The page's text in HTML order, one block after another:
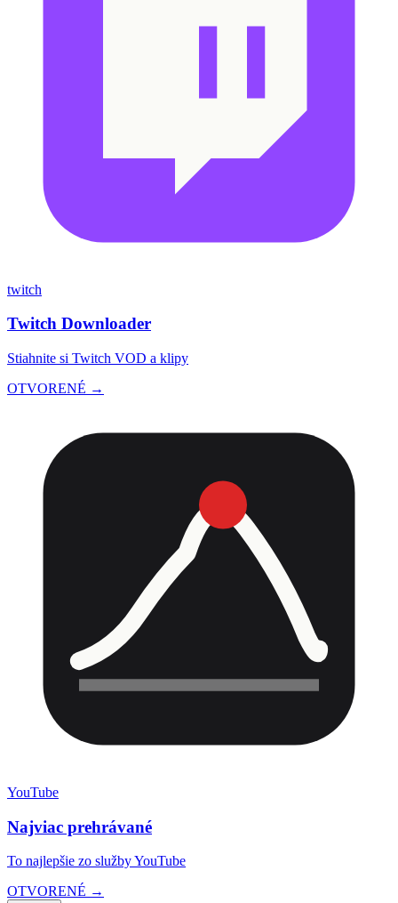
twitch
Twitch Downloader
Stiahnite si Twitch VOD a klipy
OTVORENÉ →
YouTube
Najviac prehrávané
To najlepšie zo služby YouTube
OTVORENÉ →